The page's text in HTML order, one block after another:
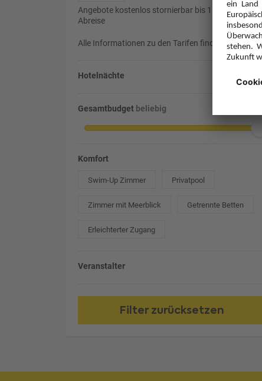
Angebote kostenlos stornierbar bis 1 Tag vor
Abreise
Alle Informationen zu den Tarifen finden Siehier
Hotelnächte
Gesamtbudget beliebig
Komfort
Swim-Up Zimmer Privatpool
Zimmer mit Meerblick Getrennte Betten
Erleichterter Zugang
Veranstalter
Filter zurücksetzen